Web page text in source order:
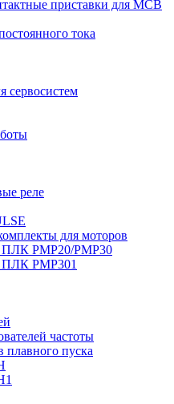
приставки для MCB
тока
сервосистем
реле
для моторов
PMP20/PMP30
PMP301
частоты
плавного пуска